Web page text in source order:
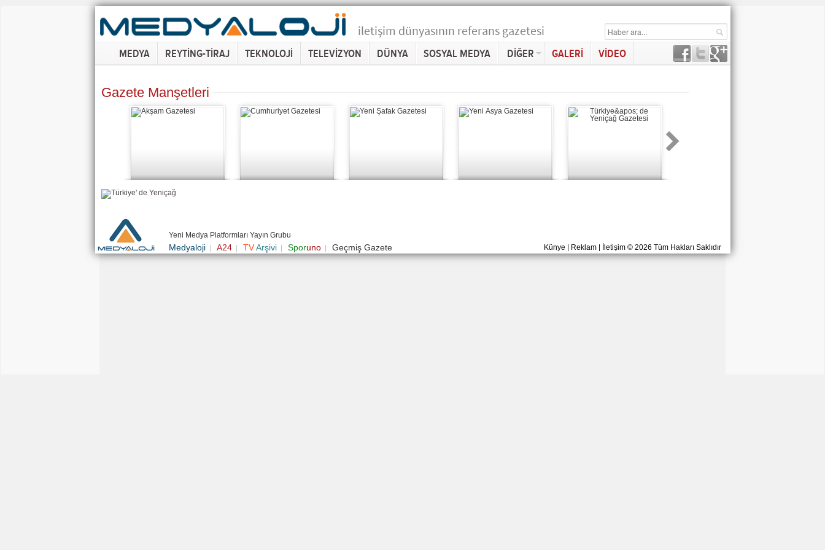
iletişim dünyasının referans gazetesi
MEDYA REYTİNG-TİRAJ TEKNOLOJİ TELEVİZYON DÜNYA SOSYAL MEDYA DİĞER GALERİ VİDEO
Gazete Manşetleri
Yeni Medya Platformları Yayın Grubu
Medyaloji| A24| TVArşivi| Sporuno| Geçmiş Gazete Künye | Reklam| İletişim© 2026 Tüm Hakları Saklıdır